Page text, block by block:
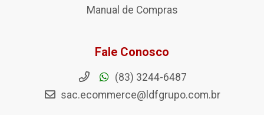
Manual de Compras
Fale Conosco
(83) 3244-6487
sac.ecommerce@ldfgrupo.com.br